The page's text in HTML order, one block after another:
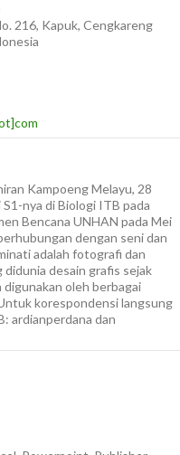
216, Kapuk, Cengkareng
Kampoeng Melayu, 28
nya di Biologi ITB pada
Bencana UNHAN pada Mei
dengan seni dan
adalah fotografi dan
didunia desain grafis sejak
oleh berbagai
korespondensi langsung
ardianperdana dan